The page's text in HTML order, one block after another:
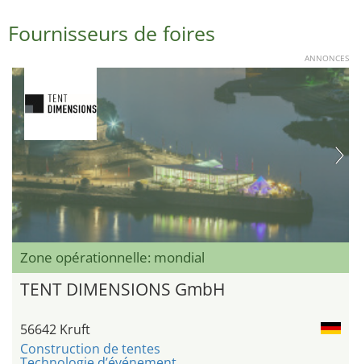
Fournisseurs de foires
ANNONCES
Zone opérationnelle: mondial
TENT DIMENSIONS GmbH
56642 Kruft
Construction de tentes